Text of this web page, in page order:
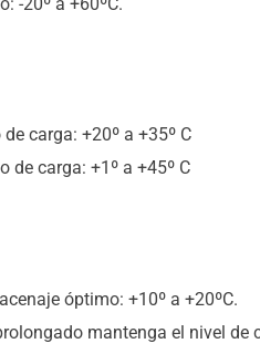
carga: +20º a +35º C
de carga: +1º a +45º C
óptimo: +10º a +20ºC.
mantenga el nivel de